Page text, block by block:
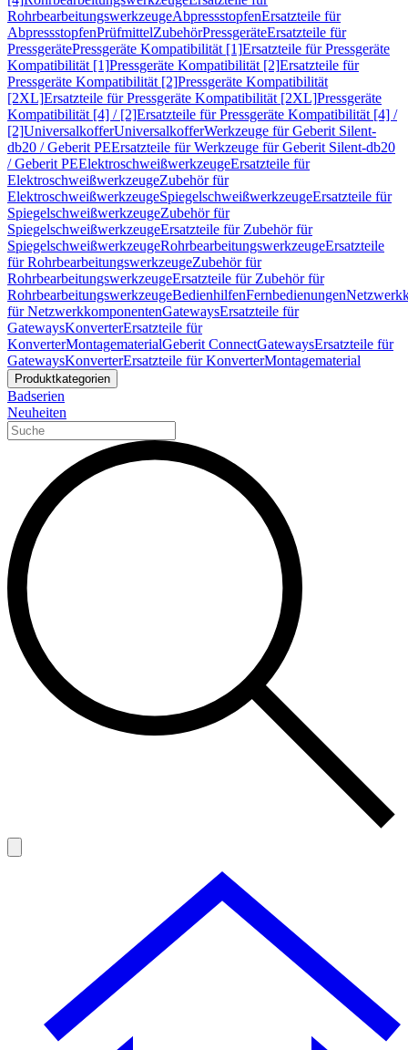
RohrbearbeitungswerkzeugeAbpressstopfenErsatzteile für
AbpressstopfenPrüfmittelZubehörPressgeräteErsatzteile für
PressgerätePressgeräte Kompatibilität [1]Ersatzteile für Pressgeräte
Kompatibilität [1]Pressgeräte Kompatibilität [2]Ersatzteile für
Pressgeräte Kompatibilität [2]Pressgeräte Kompatibilität
[2XL]Ersatzteile für Pressgeräte Kompatibilität [2XL]Pressgeräte
Kompatibilität [4] / [2]Ersatzteile für Pressgeräte Kompatibilität [4] /
[2]UniversalkofferUniversalkofferWerkzeuge für Geberit Silent-
db20 / Geberit PEErsatzteile für Werkzeuge für Geberit Silent-db20
/ Geberit PEElektroschweißwerkzeugeErsatzteile für
ElektroschweißwerkzeugeZubehör für
ElektroschweißwerkzeugeSpiegelschweißwerkzeugeErsatzteile für
SpiegelschweißwerkzeugeZubehör für
SpiegelschweißwerkzeugeErsatzteile für Zubehör für
SpiegelschweißwerkzeugeRohrbearbeitungswerkzeugeErsatzteile
für RohrbearbeitungswerkzeugeZubehör für
RohrbearbeitungswerkzeugeErsatzteile für Zubehör für
RohrbearbeitungswerkzeugeBedienhilfenFernbedienungen
für NetzwerkkomponentenGatewaysErsatzteile für
GatewaysKonverterErsatzteile für
KonverterMontagematerialGeberit ConnectGatewaysErsatzteile für
GatewaysKonverterErsatzteile für KonverterMontagematerial
Produktkategorien
Badserien
Neuheiten